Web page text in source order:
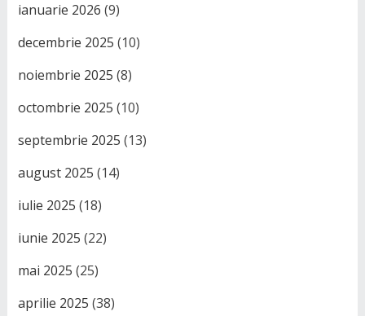
ianuarie 2026 (9)
decembrie 2025 (10)
noiembrie 2025 (8)
octombrie 2025 (10)
septembrie 2025 (13)
august 2025 (14)
iulie 2025 (18)
iunie 2025 (22)
mai 2025 (25)
aprilie 2025 (38)